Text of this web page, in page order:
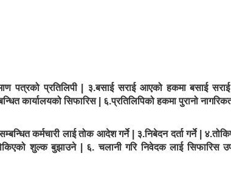
पत्रको प्रतिलिपी | ३.बसाई सराई आएको हकमा बसाई
कार्यालयको सिफारिस | ६.प्रतिलिपिको हकमा पुरानो
कर्मचारी लाई तोक आदेश गर्ने | ३.निबेदन दर्ता गर्ने |
शुल्क बुझाउने | ६. चलानी गरि निवेदक लाई सिफारिस